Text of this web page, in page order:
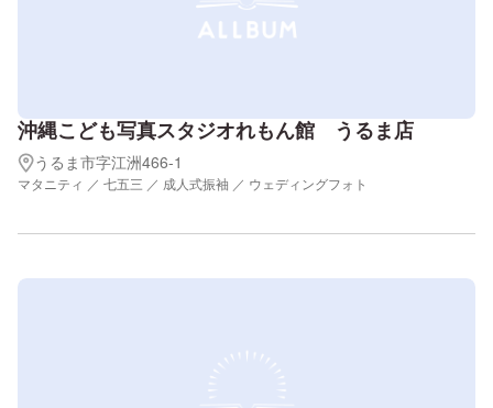
沖縄こども写真スタジオれもん館 うるま店
うるま市字江洲466-1
マタニティ ／ 七五三 ／ 成人式振袖 ／ ウェディングフォト